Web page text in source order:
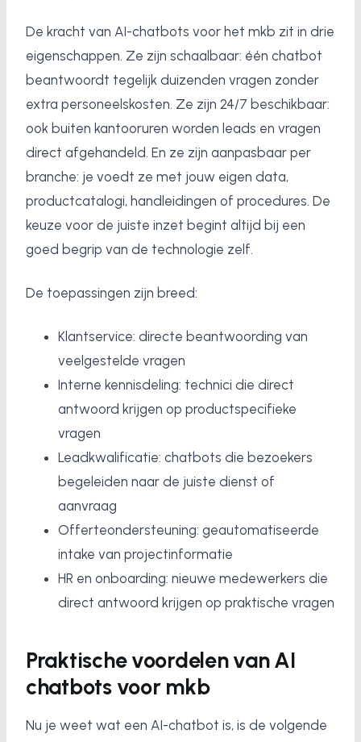
De kracht van AI-chatbots voor het mkb zit in drie
eigenschappen. Ze zijn schaalbaar: één chatbot
beantwoordt tegelijk duizenden vragen zonder
extra personeelskosten. Ze zijn 24/7 beschikbaar:
ook buiten kantooruren worden leads en vragen
direct afgehandeld. En ze zijn aanpasbaar per
branche: je voedt ze met jouw eigen data,
productcatalogi, handleidingen of procedures. De
keuze voor de juiste inzet begint altijd bij een
goed begrip van de technologie zelf.
De toepassingen zijn breed:
Klantservice: directe beantwoording van
veelgestelde vragen
Interne kennisdeling: technici die direct
antwoord krijgen op productspecifieke
vragen
Leadkwalificatie: chatbots die bezoekers
begeleiden naar de juiste dienst of
aanvraag
Offerteondersteuning: geautomatiseerde
intake van projectinformatie
HR en onboarding: nieuwe medewerkers die
direct antwoord krijgen op praktische vragen
Praktische voordelen van AI
chatbots voor mkb
Nu je weet wat een AI-chatbot is, is de volgende